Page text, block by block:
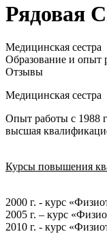
Рядовая
Медицинская сестра
Образование и опыт
Отзывы
Медицинская сестра
Опыт работы с 1988
высшая
Курсы повышения
2000 г. - курс
2005 г. – курс
2010 г. - курс